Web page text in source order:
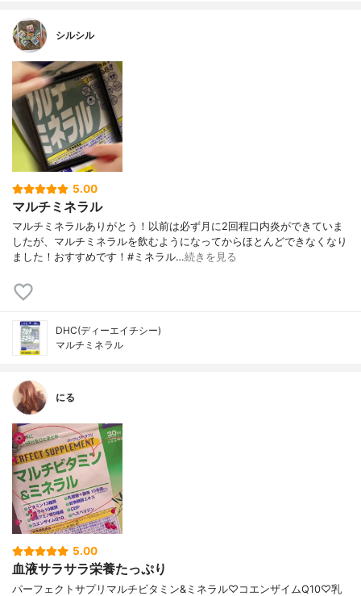
シルシル
5.00
マルチミネラル
マルチミネラルありがとう！以前は必ず月に2回程口内炎ができていま
したが、マルチミネラルを飲むようになってからほとんどできなくなり
ました！おすすめです！#ミネラル…続きを見る
DHC(ディーエイチシー)
マルチミネラル
にる
5.00
血液サラサラ栄養たっぷり
パーフェクトサプリマルチビタミン&ミネラル♡コエンザイムQ10♡乳